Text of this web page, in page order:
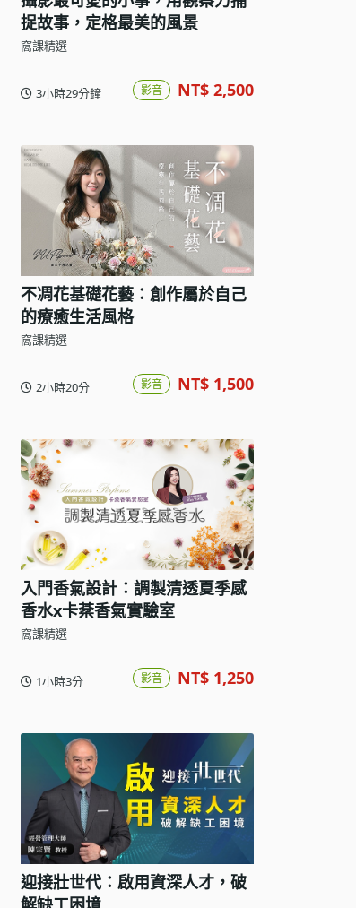
捉故事，定格最美的風景
窩課精選
3小時29分鐘 影音 NT$ 2,500
不凋花基礎花藝：創作屬於自己
的療癒生活風格
窩課精選
2小時20分 影音 NT$ 1,500
入門香氣設計：調製清透夏季感
香水x卡棻香氣實驗室
窩課精選
1小時3分 影音 NT$ 1,250
迎接壯世代：啟用資深人才，破